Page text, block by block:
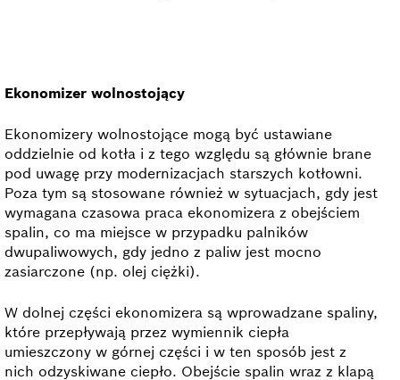
Ekonomizer wolnostojący
Ekonomizery wolnostojące mogą być ustawiane
oddzielnie od kotła i z tego względu są głównie brane
pod uwagę przy modernizacjach starszych kotłowni.
Poza tym są stosowane również w sytuacjach, gdy jest
wymagana czasowa praca ekonomizera z obejściem
spalin, co ma miejsce w przypadku palników
dwupaliwowych, gdy jedno z paliw jest mocno
zasiarczone (np. olej ciężki).
W dolnej części ekonomizera są wprowadzane spaliny,
które przepływają przez wymiennik ciepła
umieszczony w górnej części i w ten sposób jest z
nich odzyskiwane ciepło. Obejście spalin wraz z klapą